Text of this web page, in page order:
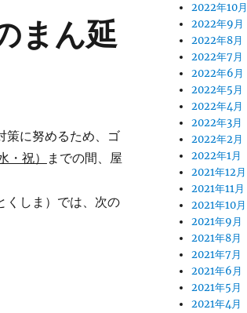
まん延
策に努めるため、ゴ
・祝）
までの間、屋
くしま）では、次の
2022年10月
2022年9月
2022年8月
2022年7月
2022年6月
2022年5月
2022年4月
2022年3月
2022年2月
2022年1月
2021年12月
2021年11月
2021年10月
2021年9月
2021年8月
2021年7月
2021年6月
2021年5月
2021年4月